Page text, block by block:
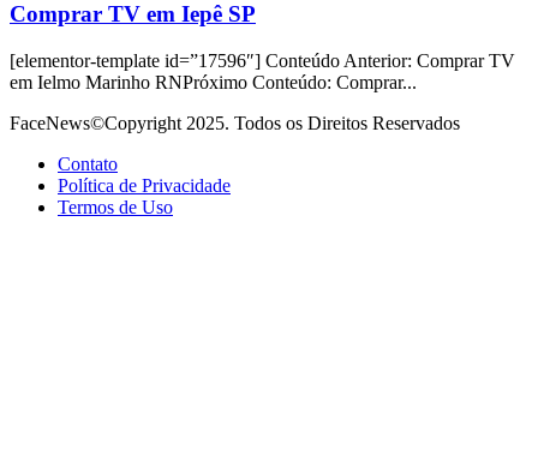
Comprar TV em Iepê SP
[elementor-template id=”17596″] Conteúdo Anterior: Comprar TV
em Ielmo Marinho RNPróximo Conteúdo: Comprar...
FaceNews©Copyright 2025. Todos os Direitos Reservados
Contato
Política de Privacidade
Termos de Uso